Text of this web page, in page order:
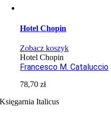
Hotel Chopin
Zobacz koszyk
Hotel Chopin
Francesco M. Cataluccio
78,70zł
Księgarnia Italicus